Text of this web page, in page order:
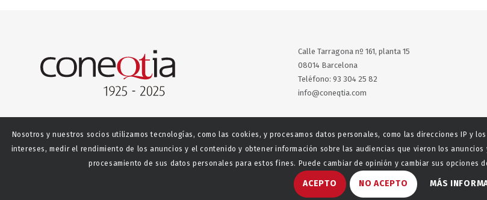
Calle Tarragona nº 161, planta 15
08014 Barcelona
Teléfono: 93 304 25 82
info@coneqtia.com
X LinkedIn
Política de privacidad
Nosotros y nuestros socios utilizamos tecnologías, como las cookies, y procesamos datos personales, como las direcciones IP y
intereses, medir el rendimiento de los anuncios y el contenido y obtener información sobre las audiencias que vieron los
procesamiento de sus datos personales para estos fines. Puede cambiar de opinión y cambiar sus opciones
ACEPTO NO ACEPTO MÁS